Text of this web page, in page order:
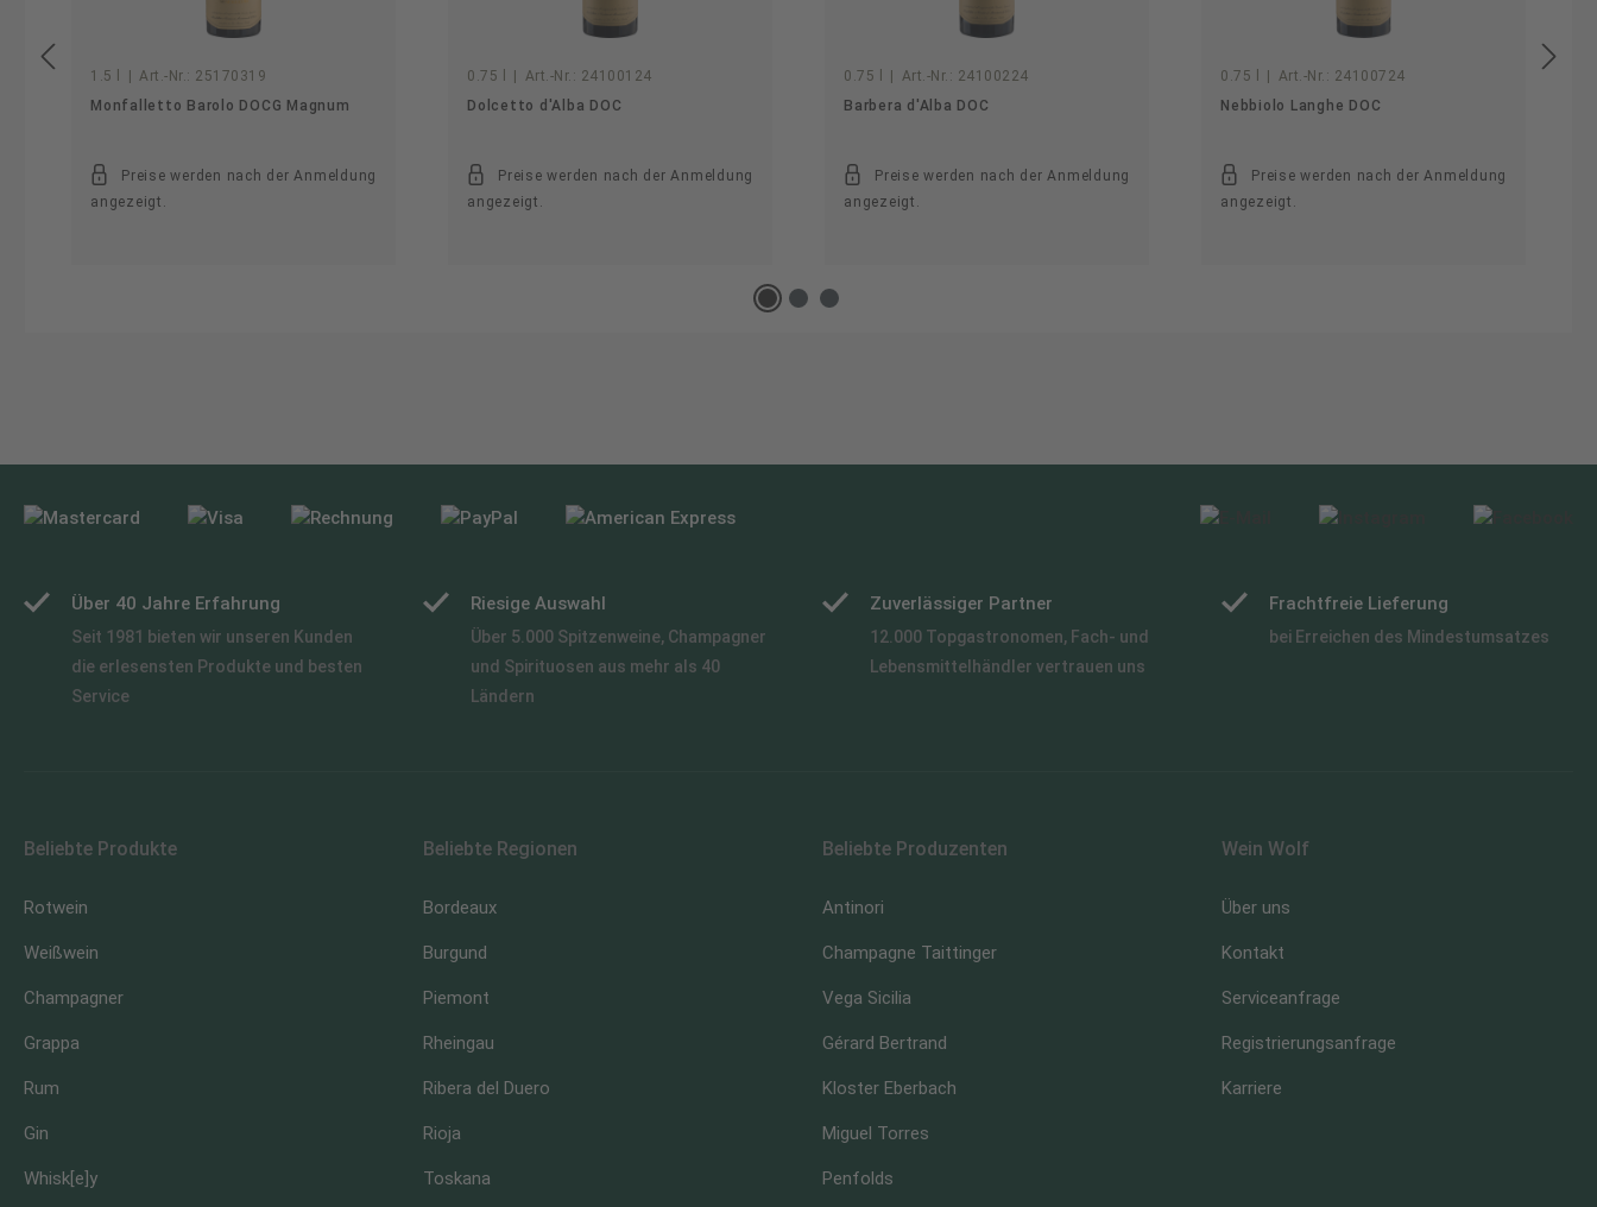
1.5 l Art.-Nr.: 25170319
Monfalletto Barolo DOCG Magnum
Preise werden nach der Anmeldung
angezeigt.
0.75 l Art.-Nr.: 24100124
Dolcetto d'Alba DOC
Preise werden nach der Anmeldung
angezeigt.
0.75 l Art.-Nr.: 24100224
Barbera d'Alba DOC
Preise werden nach der Anmeldung
angezeigt.
0.75 l Art.-Nr.: 24100724
Nebbiolo Langhe DOC
Preise werden nach der Anmeldung
angezeigt.
Über 40 Jahre Erfahrung
Seit 1981 bieten wir unseren Kunden
die erlesensten Produkte und besten
Service
Riesige Auswahl
Über 5.000 Spitzenweine, Champagner
und Spirituosen aus mehr als 40
Ländern
Zuverlässiger Partner
12.000 Topgastronomen, Fach- und
Lebensmittelhändler vertrauen uns
Frachtfreie Lieferung
bei Erreichen des Mindestumsatzes
Beliebte Produkte
Rotwein
Weißwein
Champagner
Grappa
Rum
Gin
Whisk[e]y
Beliebte Regionen
Bordeaux
Burgund
Piemont
Rheingau
Ribera del Duero
Rioja
Toskana
Beliebte Produzenten
Antinori
Champagne Taittinger
Vega Sicilia
Gérard Bertrand
Kloster Eberbach
Miguel Torres
Penfolds
Wein Wolf
Über uns
Kontakt
Serviceanfrage
Registrierungsanfrage
Karriere